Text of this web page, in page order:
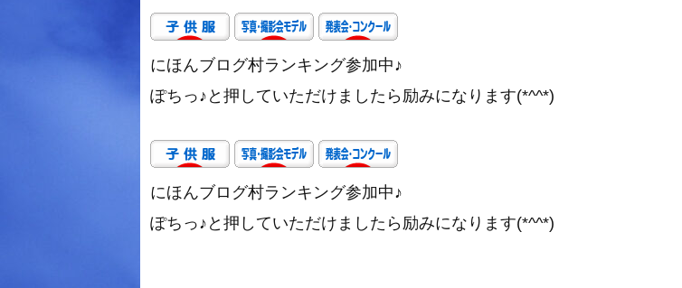
にほんブログ村ランキング参加中♪
ぽちっ♪と押していただけましたら励みになります(*^^*)
にほんブログ村ランキング参加中♪
ぽちっ♪と押していただけましたら励みになります(*^^*)